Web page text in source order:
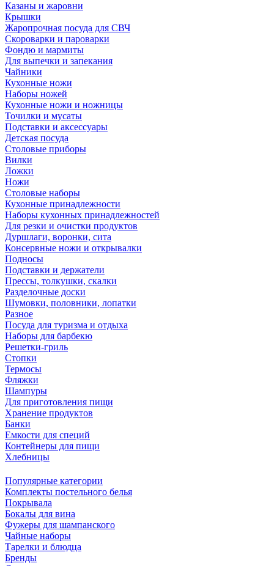
Казаны и жаровни
Крышки
Жаропрочная посуда для СВЧ
Скороварки и пароварки
Фондю и мармиты
Для выпечки и запекания
Чайники
Кухонные ножи
Наборы ножей
Кухонные ножи и ножницы
Точилки и мусаты
Подставки и аксессуары
Детская посуда
Столовые приборы
Вилки
Ложки
Ножи
Столовые наборы
Кухонные принадлежности
Наборы кухонных принадлежностей
Для резки и очистки продуктов
Дуршлаги, воронки, сита
Консервные ножи и открывалки
Подносы
Подставки и держатели
Прессы, толкушки, скалки
Разделочные доски
Шумовки, половники, лопатки
Разное
Посуда для туризма и отдыха
Наборы для барбекю
Решетки-гриль
Стопки
Термосы
Фляжки
Шампуры
Для приготовления пищи
Хранение продуктов
Банки
Емкости для специй
Контейнеры для пищи
Хлебницы
Популярные категории
Комплекты постельного белья
Покрывала
Бокалы для вина
Фужеры для шампанского
Чайные наборы
Тарелки и блюдца
Бренды